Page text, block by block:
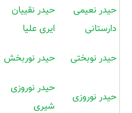
حیدر نعیمی
دارستانی
حیدر نقییان
ایری علیا
حیدر نوبختی حیدر نوربخش
حیدر نوروزی
حیدر نوروزی
شیری